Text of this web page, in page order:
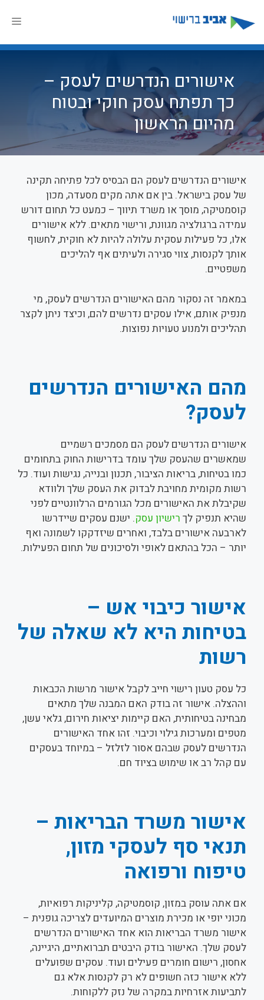
לתוכן
אישורים הנדרשים לעסק –
כך תפתח עסק חוקי ובטוח
מהיום הראשון
אישורים הנדרשים לעסק הם הבסיס לכל פתיחה תקינה
של עסק בישראל. בין אם אתה מקים מסעדה, מכון
קוסמטיקה, מוסך או משרד תיווך – כמעט כל תחום דורש
עמידה ברגולציה מגוונת, ורישוי מתאים. ללא אישורים
אלו, כל פעילות עסקית עלולה להיות לא חוקית, לחשוף
אותך לקנסות, צווי סגירה ולעיתים אף להליכים
משפטיים.
במאמר זה נסקור מהם האישורים הנדרשים לעסק, מי
מנפיק אותם, אילו עסקים נדרשים להם, וכיצד ניתן לקצר
תהליכים ולמנוע טעויות נפוצות.
מהם האישורים הנדרשים
לעסק?
אישורים הנדרשים לעסק הם מסמכים רשמיים
שמאשרים שהעסק שלך עומד בדרישות החוק בתחומים
כמו בטיחות, בריאות הציבור, תכנון ובנייה, נגישות ועוד. כל
רשות מקומית מחויבת לבדוק את העסק שלך ולוודא
שקיבלת את האישורים מכל הגורמים הרלוונטיים לפני
שהיא תנפיק לך רישיון עסק. ישנם עסקים שיידרשו
לארבעה אישורים בלבד, ואחרים שיזדקקו לשמונה ואף
יותר – הכל בהתאם לאופי ולסיכונים של תחום הפעילות.
אישור כיבוי אש –
בטיחות היא לא שאלה של
רשות
כל עסק טעון רישוי חייב לקבל אישור מרשות הכבאות
וההצלה. אישור זה בודק האם המבנה שלך מתאים
מבחינה בטיחותית, האם קיימות יציאות חירום, גלאי עשן,
מטפים ומערכות גילוי וכיבוי. זהו אחד האישורים
הנדרשים לעסק שבהם אסור לזלזל – במיוחד בעסקים
עם קהל רב או שימוש בציוד חם.
אישור משרד הבריאות –
תנאי סף לעסקי מזון,
טיפוח ורפואה
אם אתה עוסק במזון, קוסמטיקה, קליניקות רפואיות,
מכוני יופי או מכירת מוצרים המיועדים לצריכה גופנית –
אישור משרד הבריאות הוא אחד האישורים הנדרשים
לעסק שלך. האישור בודק היבטים תברואתיים, היגיינה,
אחסון, רישום חומרים פעילים ועוד. עסקים שפועלים
ללא אישור כזה חשופים לא רק לקנסות אלא גם
לתביעות אזרחיות במקרה של נזק ללקוחות.